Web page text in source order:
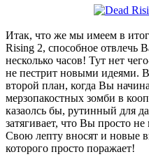
Итак, что же мы имеем в
Rising 2, способное отвлечь
несколько часов! Тут нет
не пестрит новыми идеями.
второй план, когда Вы
мерзопакостных зомби в
казаолсь бы, рутинный для
затягивает, что Вы просто
Свою лепту вносят и новые
которого просто поражает!